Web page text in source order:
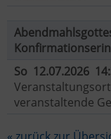
So 12.07.2026
veranstaltende